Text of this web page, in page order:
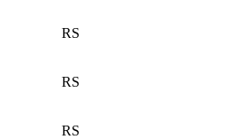
RS
RS
RS